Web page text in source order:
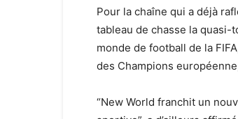
Pour la chaîne qui a déjà
tableau de chasse la
monde de football de la
des Champions
“New World franchit un